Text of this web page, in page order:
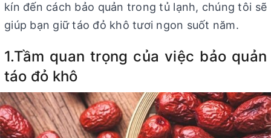
kín đến cách bảo quản trong tủ lạnh, chúng tôi sẽ
giúp bạn giữ táo đỏ khô tươi ngon suốt năm.
1.Tầm quan trọng của việc bảo quản
táo đỏ khô